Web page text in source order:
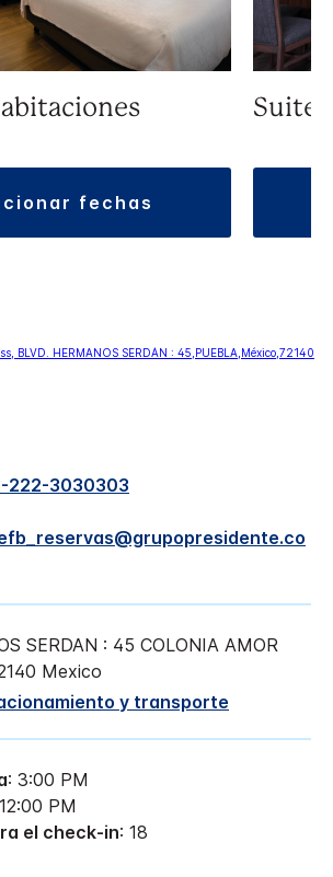
fechas
Suite
222-3030303
SERDAN : 45 COLONIA AMOR
Mexico
y transporte
: 3:00 PM
PM
el check-in: 18